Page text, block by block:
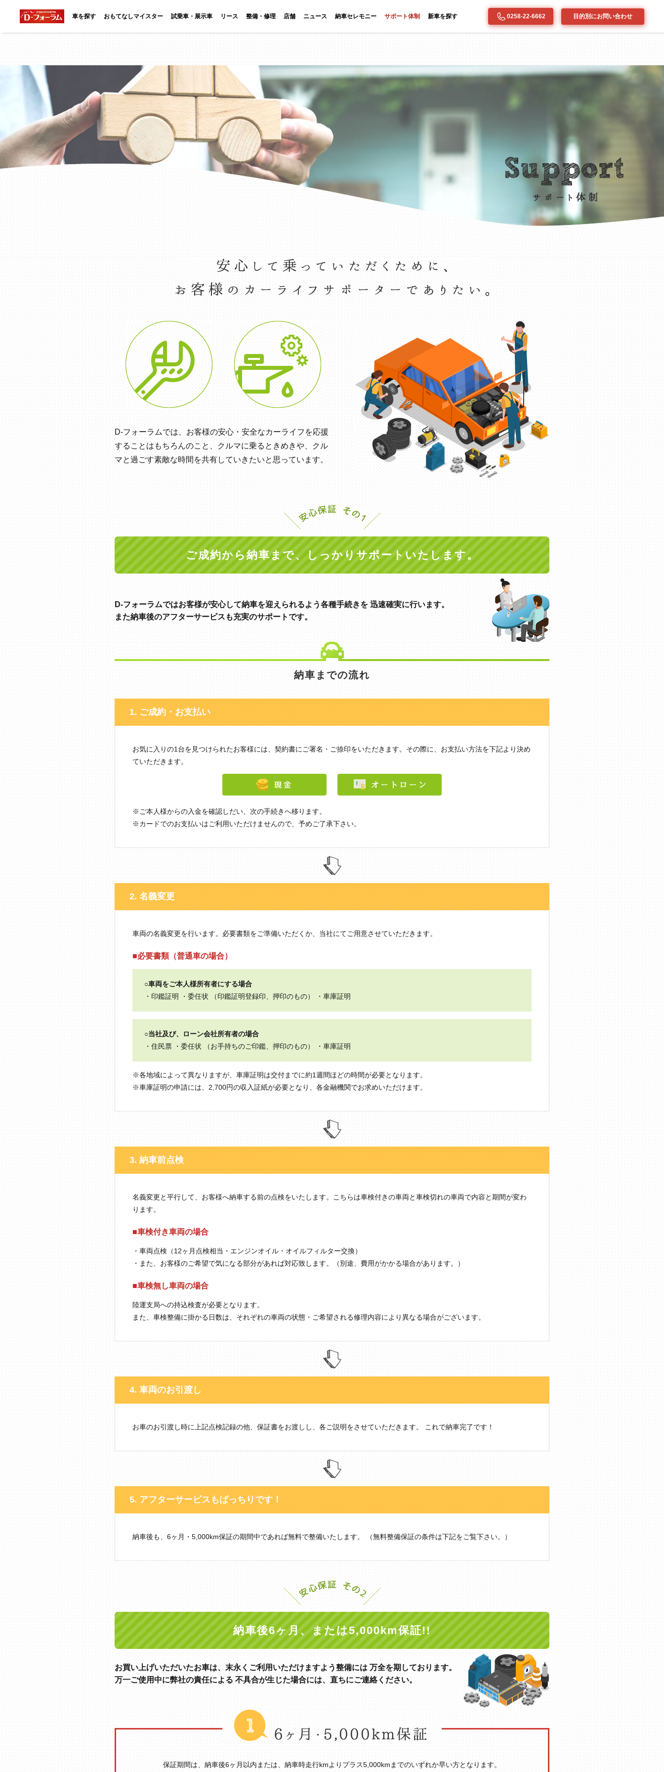
車を探す おもてなしマイスター 試乗車・展示車 リース 整備・修理 店舗 ニュース 納車セレモニー サポート体制 新車を探す 0258-22-6662 目的別にお問い合わせ
D-フォーラムでは、お客様の安心・安全なカーライフを応援
することはもちろんのこと、クルマに乗るときめきや、クル
マと過ごす素敵な時間を共有していきたいと思っています。
ご成約から納車まで、しっかりサポートいたします。
D-フォーラムではお客様が安心して納車を迎えられるよう各種手続きを 迅速確実に行います。
また納車後のアフターサービスも充実のサポートです。
納車までの流れ
1. ご成約・お支払い
お気に入りの1台を見つけられたお客様には、契約書にご署名・ご捺印をいただきます。その際に、お支払い方法を下記より決め
ていただきます。
※ご本人様からの入金を確認しだい、次の手続きへ移ります。
※カードでのお支払いはご利用いただけませんので、予めご了承下さい。
2. 名義変更
車両の名義変更を行います。必要書類をご準備いただくか、当社にてご用意させていただきます。
■必要書類（普通車の場合）
○車両をご本人様所有者にする場合
・印鑑証明 ・委任状 （印鑑証明登録印、押印のもの） ・車庫証明
○当社及び、ローン会社所有者の場合
・住民票 ・委任状 （お手持ちのご印鑑、押印のもの） ・車庫証明
※各地域によって異なりますが、車庫証明は交付までに約1週間ほどの時間が必要となります。
※車庫証明の申請には、2,700円の収入証紙が必要となり、各金融機関でお求めいただけます。
3. 納車前点検
名義変更と平行して、お客様へ納車する前の点検をいたします。こちらは車検付きの車両と車検切れの車両で内容と期間が変わ
ります。
■車検付き車両の場合
・車両点検（12ヶ月点検相当・エンジンオイル・オイルフィルター交換）
・また、お客様のご希望で気になる部分があれば対応致します。（別途、費用がかかる場合があります。）
■車検無し車両の場合
陸運支局への持込検査が必要となります。
また、車検整備に掛かる日数は、それぞれの車両の状態・ご希望される修理内容により異なる場合がございます。
4. 車両のお引渡し
お車のお引渡し時に上記点検記録の他、保証書をお渡しし、各ご説明をさせていただきます。 これで納車完了です！
5. アフターサービスもばっちりです！
納車後も、6ヶ月・5,000km保証の期間中であれば無料で整備いたします。 （無料整備保証の条件は下記をご覧下さい。）
納車後6ヶ月、または5,000km保証!!
お買い上げいただいたお車は、末永くご利用いただけますよう整備には 万全を期しております。
万一ご使用中に弊社の責任による 不具合が生じた場合には、直ちにご連絡ください。
保証期間は、納車後6ヶ月以内または、納車時走行kmよりプラス5,000kmまでのいずれか早い方となります。